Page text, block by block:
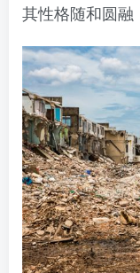
其性格随和圆融